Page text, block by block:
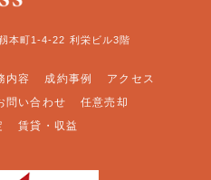
本町1-4-22 利栄ビル3階
内容 成約事例
アクセス
問い合わせ
任意売却
賃貸・収益